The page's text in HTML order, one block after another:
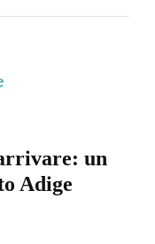
un
Adige